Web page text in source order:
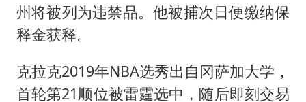
州将被列为违禁品。他被捕次日便缴纳保
释金获释。
克拉克2019年NBA选秀出自冈萨加大学，
首轮第21顺位被雷霆选中，随后即刻交易